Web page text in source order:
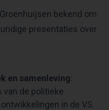
bekend om
presentaties over
en samenleving:
van de politieke
in de VS.​